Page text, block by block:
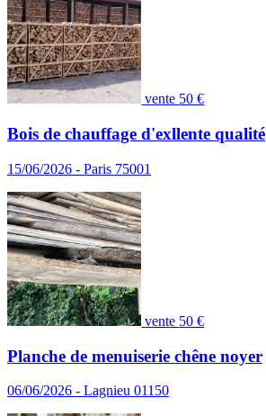
vente 50 €
Bois de chauffage d'exllente qualité
15/06/2026 - Paris 75001
vente 50 €
Planche de menuiserie chêne noyer
06/06/2026 - Lagnieu 01150